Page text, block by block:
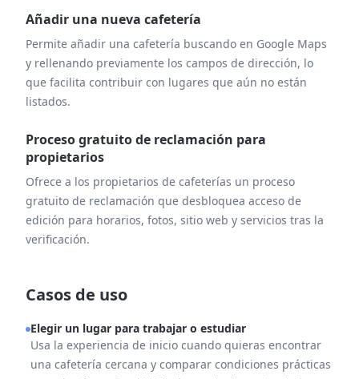
Añadir una nueva cafetería
Permite añadir una cafetería buscando en Google Maps
y rellenando previamente los campos de dirección, lo
que facilita contribuir con lugares que aún no están
listados.
Proceso gratuito de reclamación para
propietarios
Ofrece a los propietarios de cafeterías un proceso
gratuito de reclamación que desbloquea acceso de
edición para horarios, fotos, sitio web y servicios tras la
verificación.
Casos de uso
Elegir un lugar para trabajar o estudiar
Usa la experiencia de inicio cuando quieras encontrar
una cafetería cercana y comparar condiciones prácticas